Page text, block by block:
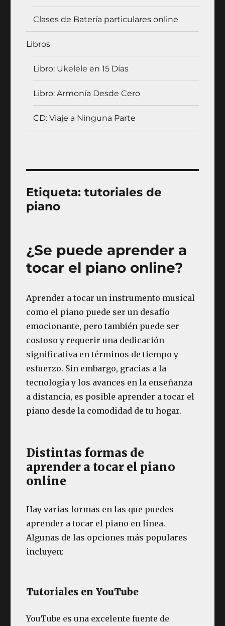
Clases de Batería particulares online
Libros
Libro: Ukelele en 15 Días
Libro: Armonía Desde Cero
CD: Viaje a Ninguna Parte
Etiqueta:tutoriales de
piano
¿Se puede aprender a
tocar el piano online?
Aprender a tocar un instrumento musical
como el piano puede ser un desafío
emocionante, pero también puede ser
costoso y requerir una dedicación
significativa en términos de tiempo y
esfuerzo. Sin embargo, gracias a la
tecnología y los avances en la enseñanza
a distancia, es posible aprender a tocar el
piano desde la comodidad de tu hogar.
Distintas formas de
aprender a tocar el piano
online
Hay varias formas en las que puedes
aprender a tocar el piano en línea.
Algunas de las opciones más populares
incluyen:
Tutoriales en YouTube
YouTube es una excelente fuente de